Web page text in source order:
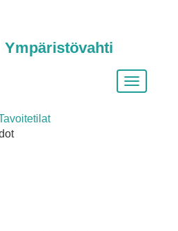
Ympäristövahti
Vaihda